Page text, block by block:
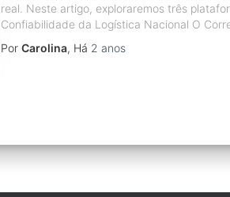
real. Neste artigo, exploraremos três
Confiabilidade da Logística Nacional O
Por Carolina, Há 2 anos